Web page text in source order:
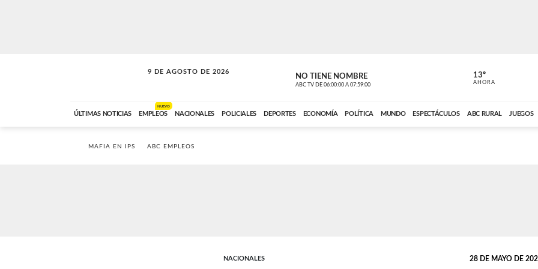
9 DE AGOSTO DE 2026
SOLO MÚSICA NO TIENE NOMBRE
ABC TV DE 06:00:00 A 07:59:00 ABC CARDINAL
13º
AHORA
ÚLTIMAS NOTICIAS EMPLEOS
NUEVO
NACIONALES POLICIALES DEPORTES ECONOMÍA POLÍTICA MUNDO ESPECTÁCULOS ABC RURAL JUEGOS
MAFIA EN IPS ABC EMPLEOS
NACIONALES 28 DE MAYO DE